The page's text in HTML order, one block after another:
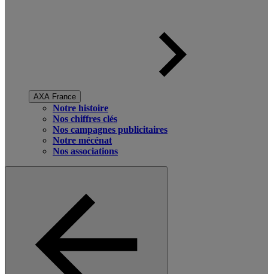
AXA France
Notre histoire
Nos chiffres clés
Nos campagnes publicitaires
Notre mécénat
Nos associations